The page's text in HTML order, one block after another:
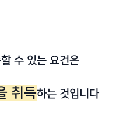
수 있는 요건은
취득하는 것입니다